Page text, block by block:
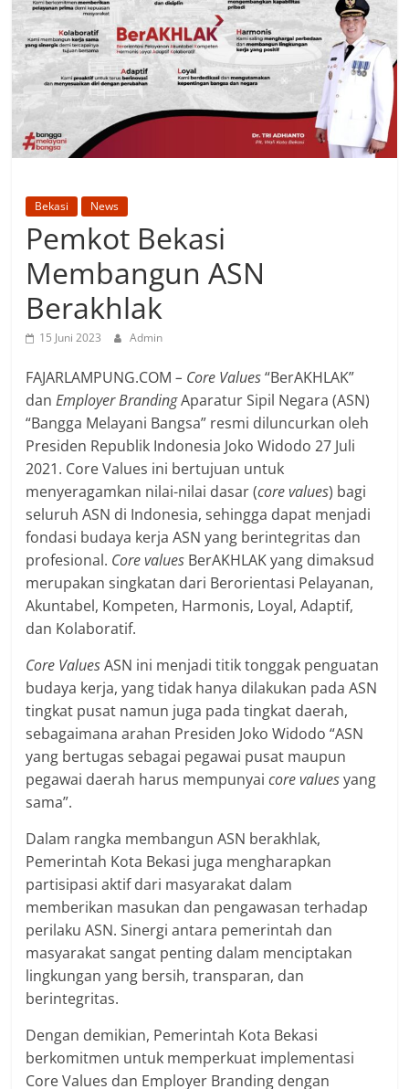
Bekasi News
Pemkot Bekasi
Membangun ASN
Berakhlak
15 Juni 2023 Admin
FAJARLAMPUNG.COM – Core Values“BerAKHLAK”
danEmployer BrandingAparatur Sipil Negara (ASN)
“Bangga Melayani Bangsa” resmi diluncurkan oleh
Presiden Republik Indonesia Joko Widodo 27 Juli
2021. Core Values ini bertujuan untuk
menyeragamkan nilai-nilai dasar (core values) bagi
seluruh ASN di Indonesia, sehingga dapat menjadi
fondasi budaya kerja ASN yang berintegritas dan
profesional. Core values BerAKHLAK yang dimaksud
merupakan singkatan dari Berorientasi Pelayanan,
Akuntabel, Kompeten, Harmonis, Loyal, Adaptif,
dan Kolaboratif.
Core ValuesASN ini menjadi titik tonggak penguatan
budaya kerja, yang tidak hanya dilakukan pada ASN
tingkat pusat namun juga pada tingkat daerah,
sebagaimana arahan Presiden Joko Widodo “ASN
yang bertugas sebagai pegawai pusat maupun
pegawai daerah harus mempunyaicore valuesyang
sama”.
Dalam rangka membangun ASN berakhlak,
Pemerintah Kota Bekasi juga mengharapkan
partisipasi aktif dari masyarakat dalam
memberikan masukan dan pengawasan terhadap
perilaku ASN. Sinergi antara pemerintah dan
masyarakat sangat penting dalam menciptakan
lingkungan yang bersih, transparan, dan
berintegritas.
Dengan demikian, Pemerintah Kota Bekasi
berkomitmen untuk memperkuat implementasi
Core Values dan Employer Branding dengan